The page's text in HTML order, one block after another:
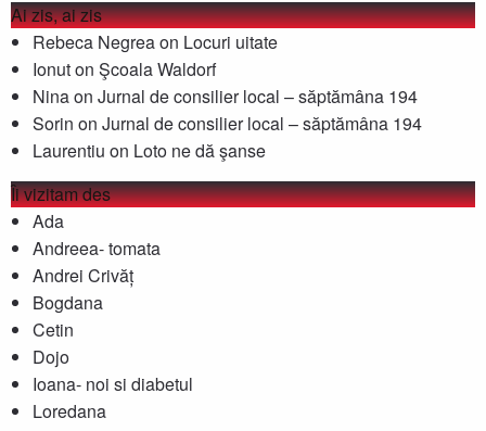
Ai zis, ai zis
Rebeca Negreaon Locuri uitate
Ionuton Şcoala Waldorf
Ninaon Jurnal de consilier local – săptămâna 194
Sorin on Jurnal de consilier local – săptămâna 194
Laurentiu on Loto ne dă şanse
Îi vizitam des
Ada
Andreea- tomata
Andrei Crivăț
Bogdana
Cetin
Dojo
Ioana- noi si diabetul
Loredana